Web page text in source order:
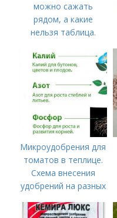
можно сажать
рядом, а какие
нельзя таблица.
Микроудобрения для
томатов в теплице.
Схема внесения
удобрений на разных
помидоров